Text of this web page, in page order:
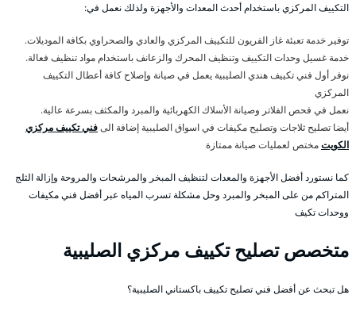
التكييف المركزي باستخدام أحدث المعدات والأجهزة ولذلك نعمل في:
توفير خدمة تعبئة غاز الفريون للتكييف المركزي والعادي والصحراوي بكافة الموديلات.
خدمة غسيل وحدات التكييف وتنظيف المحرك والزعانف باستخدام مواد تنظيف فعالة.
نوفر أول فني تكييف هندي الصليبية يعمل في صيانة وإصلاح كافة أعطال التكييف
المركزي
نعمل في فحص الفلاتر وصيانة الأسلاك الكهربائية والمبرد والمكثف بسرعة عالية.
أيضا تصليح ثلاجات وتصليح مكيفات في اسواق الصليبية إضافة الىفني تكييف مركزي
الكويتمختص لعمليات صيانة ممتازة
كما نستورد أفضل الأجهزة والمعدات لتنظيف المبخر والمرشحات والمروحة وإزالة الثلج
المتراكم من على المبخر والمبرد وحل مشكلة تسرب المياه عبر أفضل فني مكيفات
ووحدات تكيف
متخصص تصليح تكييف مركزي الصليبية
هل تبحث عن أفضل فني تصليح تكييف باكستاني الصليبية؟